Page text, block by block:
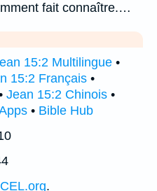
fait connaître.…
15:2 Multilingue •
15:2 Français •
Jean 15:2 Chinois •
• Bible Hub
.